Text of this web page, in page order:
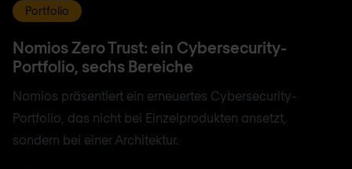
Portfolio
Nomios Zero Trust: ein Cybersecurity-
Portfolio, sechs Bereiche
Nomios präsentiert ein erneuertes Cybersecurity-
Portfolio, das nicht bei Einzelprodukten ansetzt,
sondern bei einer Architektur.